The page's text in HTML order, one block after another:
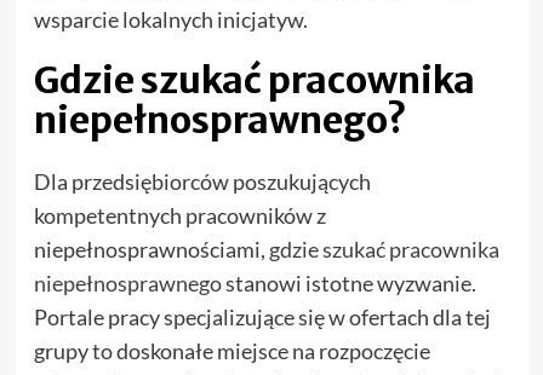
wsparcie lokalnych inicjatyw.
Gdzie szukać pracownika
niepełnosprawnego?
Dla przedsiębiorców poszukujących
kompetentnych pracowników z
niepełnosprawnościami, gdzie szukać pracownika
niepełnosprawnegostanowi istotne wyzwanie.
Portale pracy specjalizujące się w ofertach dla tej
grupy to doskonałe miejsce na rozpoczęcie